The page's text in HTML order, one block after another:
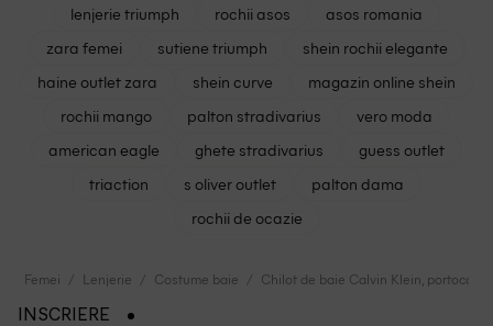
lenjerie triumph
rochii asos
asos romania
zara femei
sutiene triumph
shein rochii elegante
haine outlet zara
shein curve
magazin online shein
rochii mango
palton stradivarius
vero moda
american eagle
ghete stradivarius
guess outlet
triaction
s oliver outlet
palton dama
rochii de ocazie
Femei Lenjerie Costume baie Chilot de baie Calvin Klein, portocaliu
INSCRIERE